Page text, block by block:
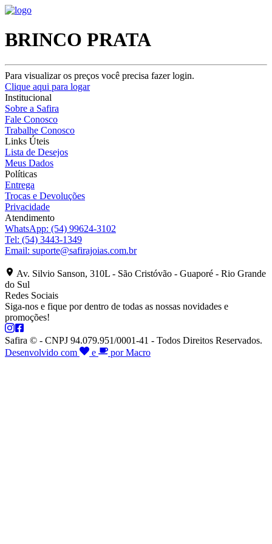
BRINCO PRATA
Para visualizar os preços você precisa fazer login.
Clique aqui para logar
Institucional
Sobre a Safira
Fale Conosco
Trabalhe Conosco
Links Úteis
Lista de Desejos
Meus Dados
Políticas
Entrega
Trocas e Devoluções
Privacidade
Atendimento
WhatsApp: (54) 99624-3102
Tel: (54) 3443-1349
Email: suporte@safirajoias.com.br
Av. Silvio Sanson, 310L - São Cristóvão - Guaporé - Rio Grande
do Sul
Redes Sociais
Siga-nos e fique por dentro de todas as nossas novidades e
promoções!
Safira © - CNPJ 94.079.951/0001-41 - Todos Direitos Reservados.
Desenvolvido com
e por Macro